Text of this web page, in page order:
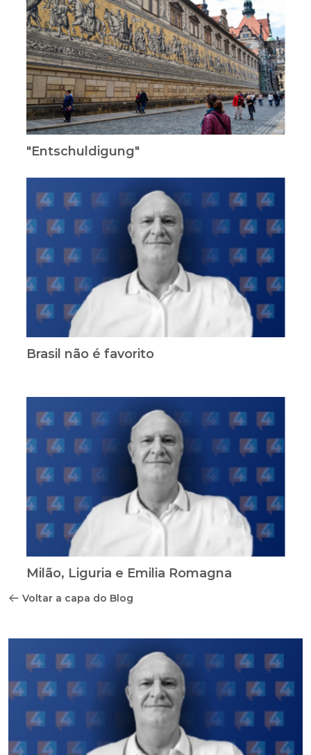
"Entschuldigung"
Brasil não é favorito
Milão, Liguria e Emilia Romagna
Voltar a capa do Blog